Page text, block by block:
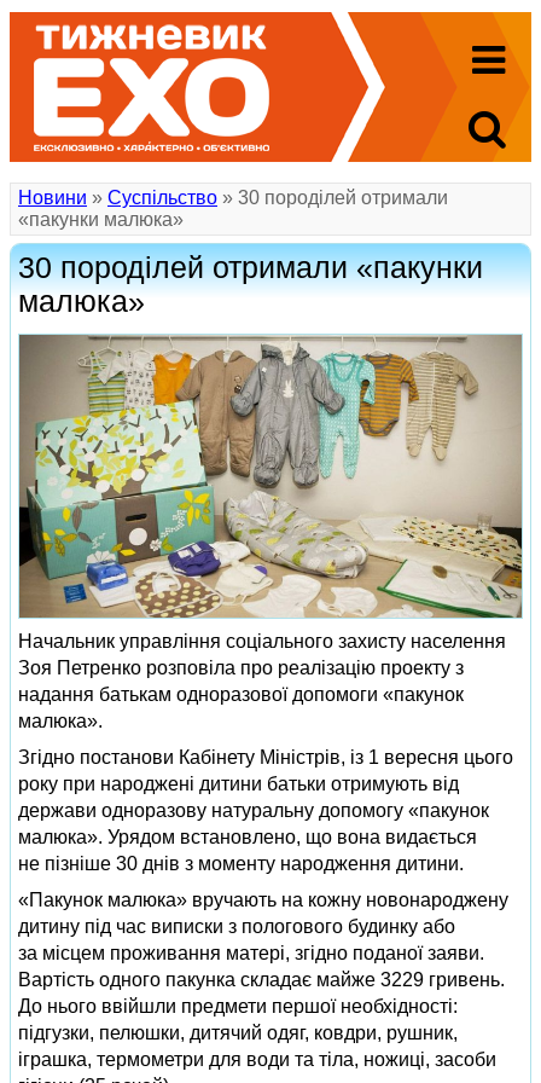
Новини » Суспільство » 30 породілей отримали
«пакунки малюка»
30 породілей отримали «пакунки
малюка»
Начальник управління соціального захисту населення
Зоя Петренко розповіла про реалізацію проекту з
надання батькам одноразової допомоги «пакунок
малюка».
Згідно постанови Кабінету Міністрів, із 1 вересня цього
року при народжені дитини батьки отримують від
держави одноразову натуральну допомогу «пакунок
малюка». Урядом встановлено, що вона видається
не пізніше 30 днів з моменту народження дитини.
«Пакунок малюка» вручають на кожну новонароджену
дитину під час виписки з пологового будинку або
за місцем проживання матері, згідно поданої заяви.
Вартість одного пакунка складає майже 3229 гривень.
До нього ввійшли предмети першої необхідності:
підгузки, пелюшки, дитячий одяг, ковдри, рушник,
іграшка, термометри для води та тіла, ножиці, засоби